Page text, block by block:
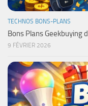
TECHNOS BONS-PLANS
Bons Plans Geekbuying
9 FÉVRIER 2026